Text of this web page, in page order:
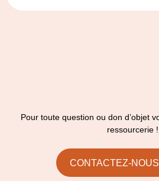
Pour toute question ou don d’objet
ressourcerie !
CONTACTEZ-NOUS